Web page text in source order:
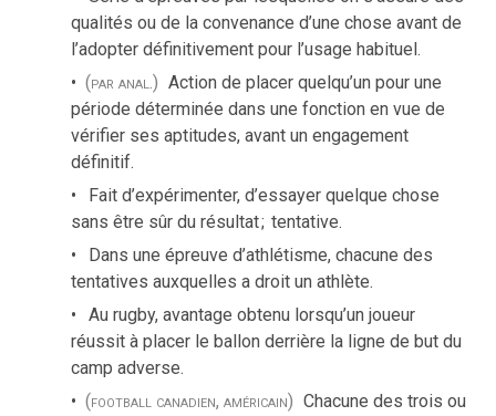
qualités ou de la convenance d’une chose avant de
l’adopter définitivement pour l’usage habituel.
(par anal.) Action de placer quelqu’un pour une
période déterminée dans une fonction en vue de
vérifier ses aptitudes, avant un engagement
définitif.
Fait d’expérimenter, d’essayer quelque chose
sans être sûr du résultat; tentative.
Dans une épreuve d’athlétisme, chacune des
tentatives auxquelles a droit un athlète.
Au rugby, avantage obtenu lorsqu’un joueur
réussit à placer le ballon derrière la ligne de but du
camp adverse.
(football canadien, américain) Chacune des trois ou